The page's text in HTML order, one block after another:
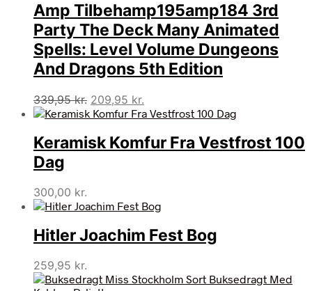
Amp Tilbehamp195amp184 3rd
Party The Deck Many Animated
Spells: Level Volume Dungeons
And Dragons 5th Edition
339,95kr. Den
oprindelige
var:
339,95 kr..
209,95 kr.
aktuelle
er:
209,95 kr..
Keramisk Komfur Fra Vestfrost 100
Dag
300,00 kr.
Hitler Joachim Fest Bog
259,95 kr.